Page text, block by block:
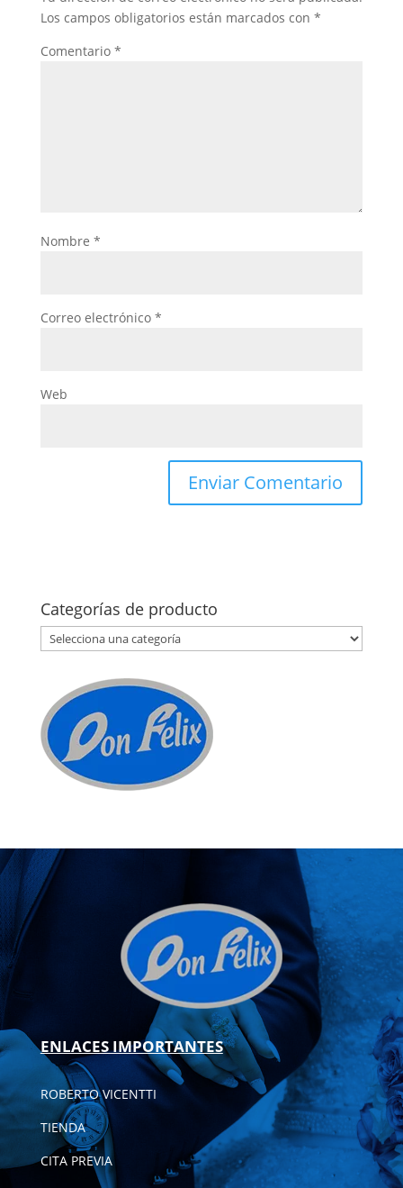
Los campos obligatorios están marcados con *
Comentario *
Nombre *
Correo electrónico *
Web
Categorías de producto
ENLACES IMPORTANTES
ROBERTO VICENTTI
TIENDA
CITA PREVIA